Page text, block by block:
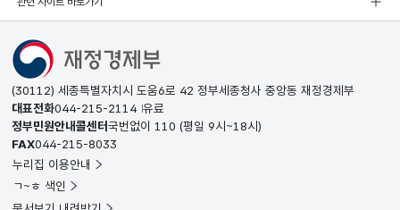
(30112) 세종특별자치시 도움6로 42 정부세종청사 중앙동 재정경제부
대표전화044-215-2114 유료
정부민원안내콜센터국번없이 110 (평일 9시~18시)
FAX044-215-8033
누리집 이용안내
ㄱ~ㅎ 색인